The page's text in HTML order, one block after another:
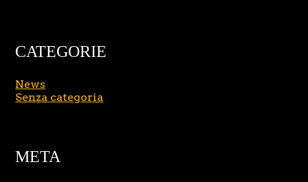
CATEGORIE
News
Senza categoria
META